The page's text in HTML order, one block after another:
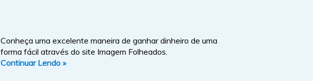
Conheça uma excelente maneira de ganhar dinheiro de uma
forma fácil através do site Imagem Folheados.
Continuar Lendo »